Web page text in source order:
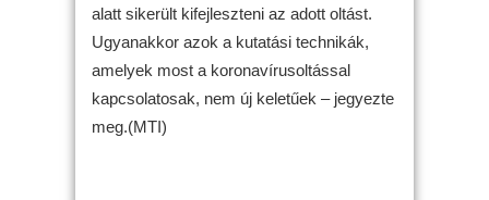
alatt sikerült kifejleszteni az adott oltást.
Ugyanakkor azok a kutatási technikák,
amelyek most a koronavírusoltással
kapcsolatosak, nem új keletűek – jegyezte
meg.(MTI)